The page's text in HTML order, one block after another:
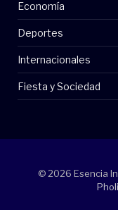
Economía
Deportes
Internacionales
Fiesta y Sociedad
© 2026 Esencia